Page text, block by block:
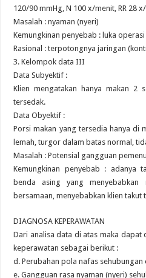
120/90 mmHg, N 100 x/menit, RR 28
Masalah : nyaman (nyeri)
Kemungkinan penyebab : luka operasi
Rasional : terpotongnya jaringan
3. Kelompok data III
Data Subyektif :
Klien mengatakan hanya makan 2
tersedak.
Data Obyektif :
Porsi makan yang tersedia hanya di
lemah, turgor dalam batas normal,
Masalah : Potensial gangguan
Kemungkinan penyebab : adanya
benda asing yang
bersamaan, menyebabkan klien takut
DIAGNOSA KEPERAWATAN
Dari analisa data di atas maka
keperawatan sebagai berikut :
d. Perubahan pola nafas
e. Gangguan rasa nyaman (nyeri)